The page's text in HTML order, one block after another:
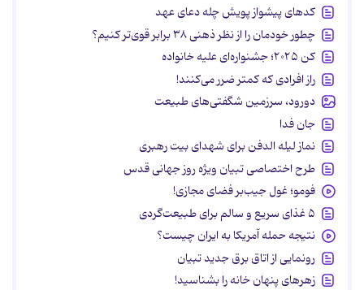
کدهای پیشواز پویش چله دعای عهد
چطور خودمان را از نظر ذهنی ۳۸ برابر قوی‌تر کنیم؟
کن ۲۰۲۵؛ جشنواره‌ای علیه خانواده
راز افرادی که کمتر ضرر می‌کنند!
دورود، سرزمین شگفتی‌های طبیعت
جان فدا
نماز لیله الدفن برای شهدای بیت رهبری
طرح اختصاصی تبیان ویژه روز جهانی قدس
فومو؛ غول جیب‌بر فضای مجازی!
۵ غذای سریع و سالم برای طبیعت‌گردی
نتیجه حمله آمریکا به ایران چیست؟
رونمایی از اتاق برق جدید تبیان
زهرهای پنهان خانه را بشناسید!